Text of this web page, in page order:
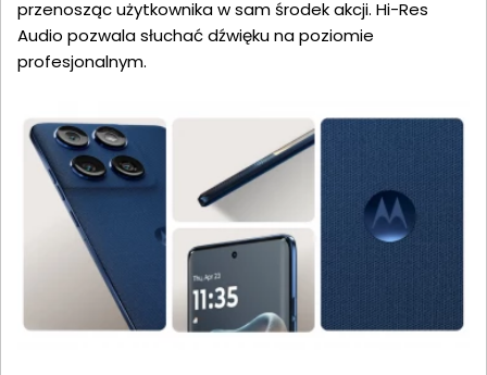
przenosząc użytkownika w sam środek akcji. Hi-Res
Audio pozwala słuchać dźwięku na poziomie
profesjonalnym.